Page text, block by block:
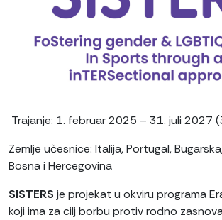
Trajanje: 1. februar 2025 – 31. juli 2027
Zemlje učesnice: Italija, Portugal,
Bosna i Hercegovina
SISTERS je projekat u okviru programa
koji ima za cilj borbu protiv rodno